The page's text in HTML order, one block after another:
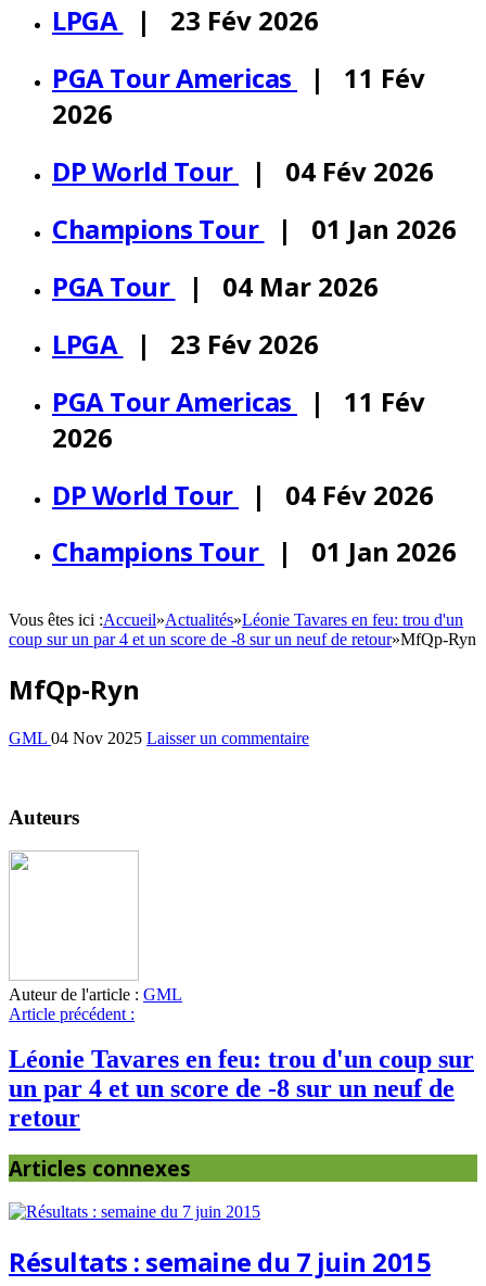
LPGA
| 23 Fév 2026
PGA Tour Americas
| 11 Fév
2026
DP World Tour
| 04 Fév 2026
Champions Tour
| 01 Jan 2026
PGA Tour
| 04 Mar 2026
LPGA
| 23 Fév 2026
PGA Tour Americas
| 11 Fév
2026
DP World Tour
| 04 Fév 2026
Champions Tour
| 01 Jan 2026
Vous êtes ici :Accueil»Actualités»Léonie Tavares en feu: trou d'un
coup sur un par 4 et un score de -8 sur un neuf de retour»MfQp-Ryn
MfQp-Ryn
GML 04 Nov 2025 Laisser un commentaire
Auteurs
Auteur de l'article : GML
Article précédent :
Léonie Tavares en feu: trou d'un coup sur
un par 4 et un score de -8 sur un neuf de
retour
Articles connexes
Résultats : semaine du 7 juin 2015